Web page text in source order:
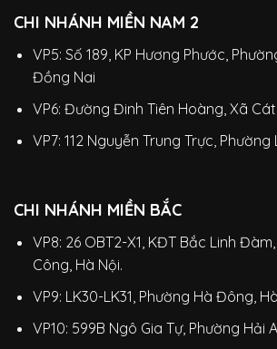
CHI NHÁNH MIỀN NAM 2
VP5: Số 189, KP Hương Phước,
Đồng Nai
VP6: Đường Đinh Tiên Hoàng, Xã
VP7: 112 Nguyễn Trung Trực, Phường
CHI NHÁNH MIỀN BẮC
VP8: 26 OBT2-X1, KĐT Bắc Linh
Công, Hà Nội.
VP9: LK30-LK31, Phường Hà Đông,
VP10: 599B Ngô Gia Tự, Phường Hải